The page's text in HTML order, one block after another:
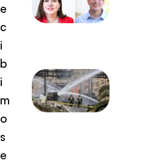
e
c
i
b
i
m
o
s
e